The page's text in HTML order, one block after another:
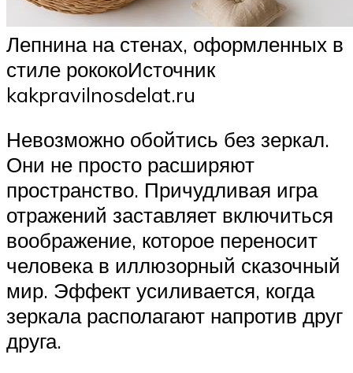
Лепнина на стенах, оформленных в
стиле рококоИсточник
kakpravilnosdelat.ru
Невозможно обойтись без зеркал.
Они не просто расширяют
пространство. Причудливая игра
отражений заставляет включиться
воображение, которое переносит
человека в иллюзорный сказочный
мир. Эффект усиливается, когда
зеркала располагают напротив друг
друга.